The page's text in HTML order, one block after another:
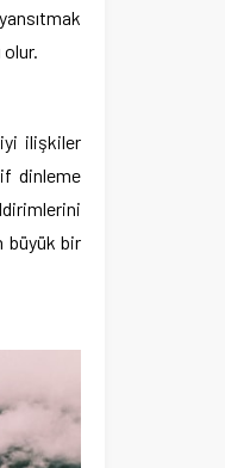
olur.
ilişkiler
dinleme
büyük bir